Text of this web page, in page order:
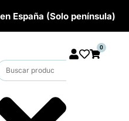
España (Solo península)
0